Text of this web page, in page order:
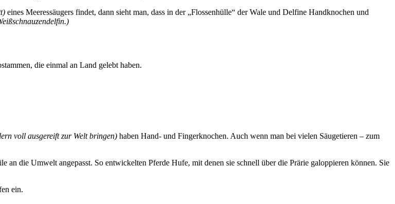
eines Meeressäugers findet, dann sieht man, dass in der „Flossenhülle“ der Wale und Delfine Handknochen und
die einmal an Land gelebt haben.
voll ausgereift zur Welt bringen) haben Hand- und Fingerknochen. Auch wenn man bei vielen Säugetieren – zum
die Umwelt angepasst. So entwickelten Pferde Hufe, mit denen sie schnell über die Prärie galoppieren können. Sie
ein.